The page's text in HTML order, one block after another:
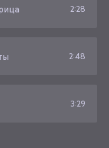
2:28
2:48
3:29